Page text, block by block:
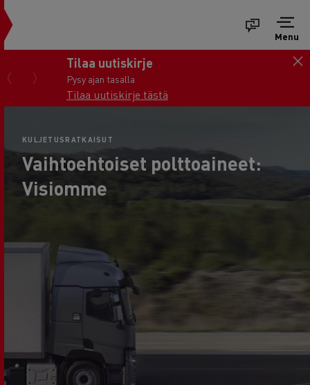
Menu
Tilaa uutiskirje
Pysy ajan tasalla
Tilaa uutiskirje tästä
KULJETUSRATKAISUT
Vaihtoehtoiset polttoaineet:
Visiomme